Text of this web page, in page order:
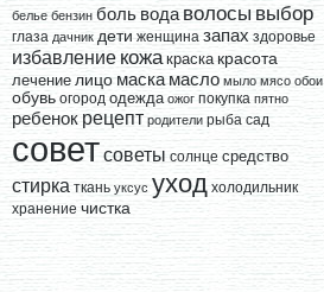
белье бензин боль вода волосы выбор
глаза дачник дети женщина запах здоровье
избавление кожа краска красота
лечение лицо маска масло мыло мясо обои
обувь огород одежда ожог покупка пятно
ребенок рецепт родители рыба сад
советсоветы солнце средство
стирка ткань уксус уход холодильник
хранение чистка